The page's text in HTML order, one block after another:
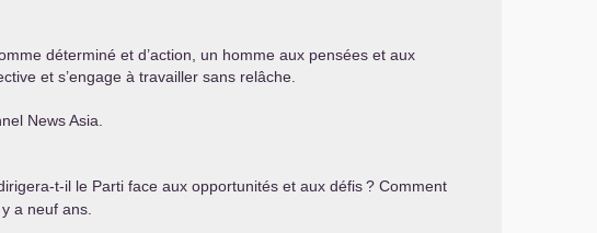
déterminé et d’action, un homme aux pensées et aux
et s’engage à travailler sans relâche.
News Asia.
t-il le Parti face aux opportunités et aux défis? Comment
a neuf ans.